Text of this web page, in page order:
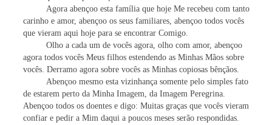
Agora abençoo esta família que hoje Me recebeu com tanto
carinho e amor, abençoo os seus familiares, abençoo todos vocês
que vieram aqui hoje para se encontrar Comigo.
Olho a cada um de vocês agora, olho com amor, abençoo
agora todos vocês Meus filhos estendendo as Minhas Mãos sobre
vocês. Derramo agora sobre vocês as Minhas copiosas bênçãos.
Abençoo mesmo esta vizinhança somente pelo simples fato
de estarem perto da Minha Imagem, da Imagem Peregrina.
Abençoo todos os doentes e digo: Muitas graças que vocês vieram
confiar e pedir a Mim daqui a poucos meses serão respondidas.